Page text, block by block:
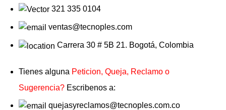
321 335 0104
ventas@tecnoples.com
Carrera 30 # 5B 21. Bogotá, Colombia
Tienes alguna Peticion, Queja, Reclamo o
Sugerencia? Escribenos a:
quejasyreclamos@tecnoples.com.co